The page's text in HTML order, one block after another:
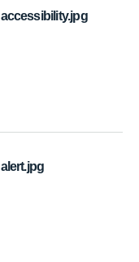
accessibility.jpg
alert.jpg